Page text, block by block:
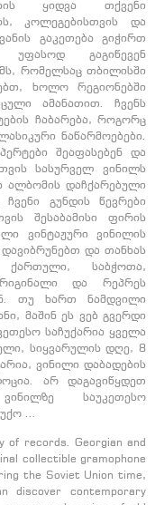
ყიდვა თქვენი
კოლეგებისთვის და
გაკეთება გიჭირთ
გაგიწევენ
რომელსაც თბილისში
ხოლო რეგიონებში
ამანათით. ჩვენს
ჩაბარება, როგორც
ნაწარმოებები.
შეაფასებენ და
სასურველ ვინილს
ალბომის დაჩქარებული
გუნდის წევრები
შესაბამისი ფირის
ვინტაჟური ვინილის
და თანხას
საბჭოთა,
და რეპრეს
თუ ხართ ნამდვილი
მაშინ ეს ვებ გვერდი
საჩუქარია ყველა
სიყვარულის დღე, 8
ვინილი დაბადების
არ დაგავიწყდეთ
საუკეთესო
…
of records. Georgian and
collectible gramophone
the Soviet Union time,
discover contemporary